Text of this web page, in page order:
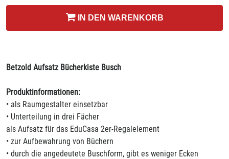
IN DEN WARENKORB
Betzold Aufsatz Bücherkiste Busch
Produktinformationen:
• als Raumgestalter einsetzbar
• Unterteilung in drei Fächer
als Aufsatz für das EduCasa 2er-Regalelement
• zur Aufbewahrung von Büchern
• durch die angedeutete Buschform, gibt es weniger Ecken